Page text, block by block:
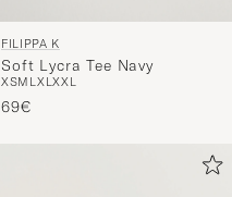
FILIPPA K
Soft Lycra Tee Navy
XSM LXLXXL
69€